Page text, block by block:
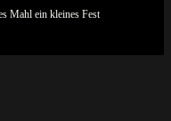
Mahl ein kleines Fest